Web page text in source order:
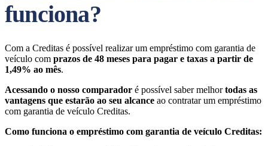
funciona?
Com a Creditas é possível realizar um empréstimo com garantia de
veículo com prazos de 48 meses para pagar e taxas a partir de
1,49% ao mês.
Acessando o nosso comparador é possível saber melhortodas as
vantagens que estarão ao seu alcance ao contratar um empréstimo
com garantia de veículo Creditas.
Como funciona o empréstimo com garantia de veículo Creditas: